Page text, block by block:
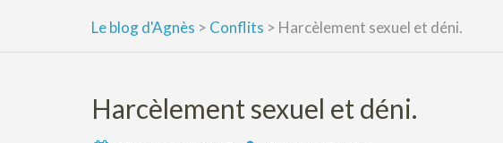
Le blog d'Agnès > Conflits > Harcèlement sexuel et déni.
Harcèlement sexuel et déni.